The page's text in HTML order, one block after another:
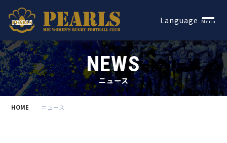
Language Menu
NEWS
ニュース
HOME ニュース